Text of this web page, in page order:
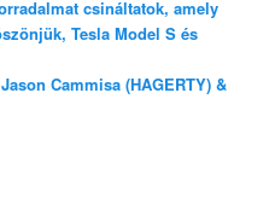
csináltatok, amely
Tesla Model S és
Cammisa (HAGERTY) &